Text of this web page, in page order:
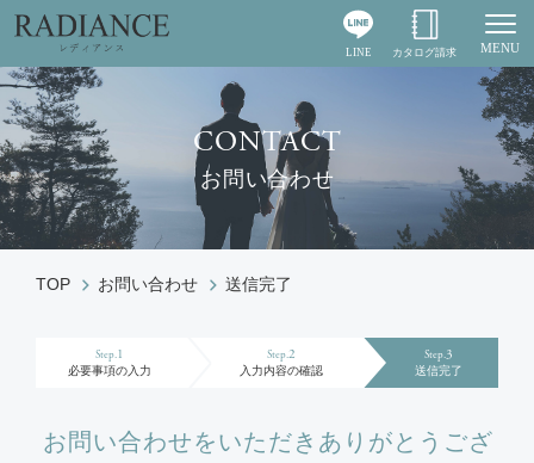
MENU
LINE カタログ請求
CONTACT
お問い合わせ
TOP お問い合わせ 送信完了
Step.1
必要事項の入力
Step.2
入力内容の確認
Step.3
送信完了
お問い合わせをいただきありがとうござ